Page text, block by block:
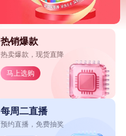
热销爆款
热卖爆款，现货直降
马上选购
每周二直播
预约直播，免费抽奖